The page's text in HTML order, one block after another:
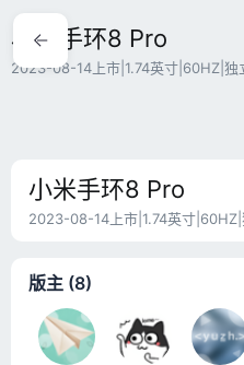
小米手环8 Pro
2023-08-14上市|1.74英寸|60HZ|独
小米手环8 Pro
2023-08-14上市|1.74英寸
版主 (8)